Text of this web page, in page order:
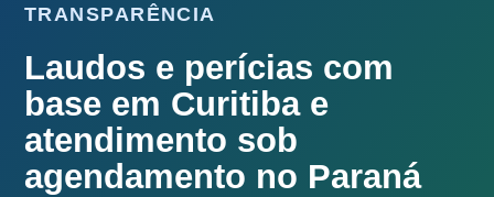
TRANSPARÊNCIA
Laudos e perícias com
base em Curitiba e
atendimento sob
agendamento no Paraná